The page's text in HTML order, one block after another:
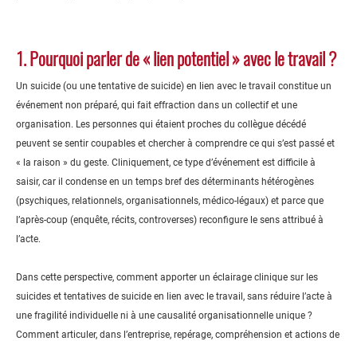
1. Pourquoi parler de « lien potentiel » avec le travail ?
Un suicide (ou une tentative de suicide) en lien avec le travail constitue un
événement non préparé, qui fait effraction dans un collectif et une
organisation. Les personnes qui étaient proches du collègue décédé
peuvent se sentir coupables et chercher à comprendre ce qui s’est passé et
« la raison » du geste. Cliniquement, ce type d’événement est difficile à
saisir, car il condense en un temps bref des déterminants hétérogènes
(psychiques, relationnels, organisationnels, médico-légaux) et parce que
l’après-coup (enquête, récits, controverses) reconfigure le sens attribué à
l’acte.
Dans cette perspective, comment apporter un éclairage clinique sur les
suicides et tentatives de suicide en lien avec le travail, sans réduire l’acte à
une fragilité individuelle ni à une causalité organisationnelle unique ?
Comment articuler, dans l’entreprise, repérage, compréhension et actions de